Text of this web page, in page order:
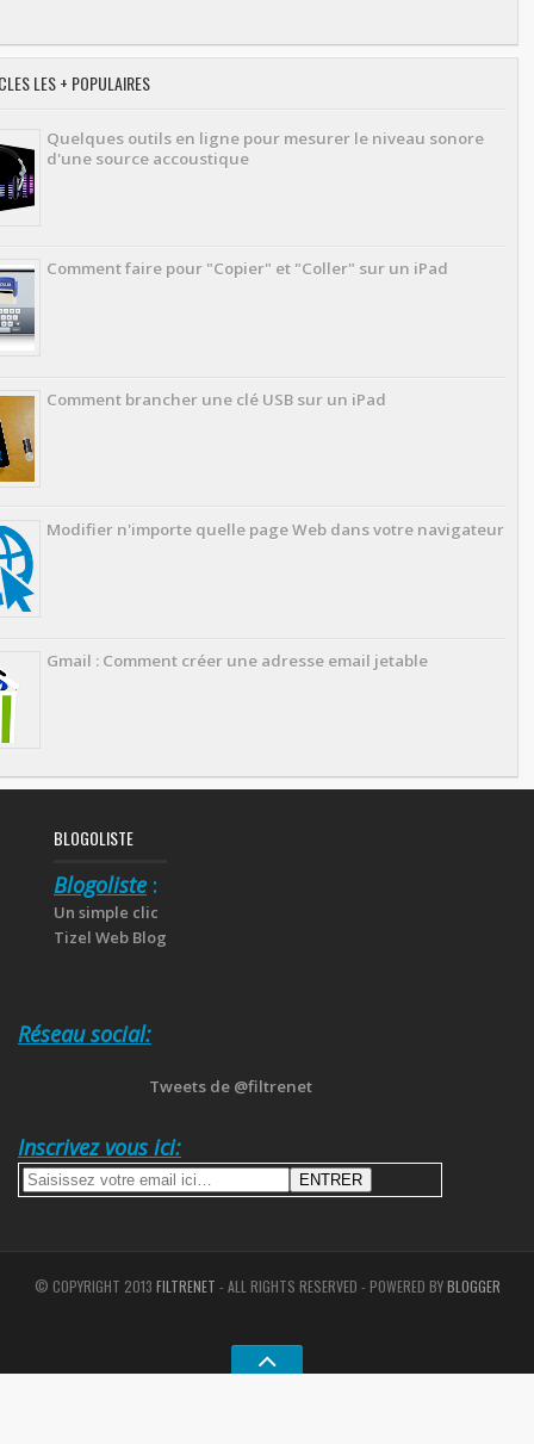
LES + POPULAIRES
Quelques outils en ligne pour mesurer le niveau sonore
d'une source accoustique
Comment faire pour "Copier" et "Coller" sur un iPad
Comment brancher une clé USB sur un iPad
Modifier n'importe quelle page Web dans votre navigateur
Gmail : Comment créer une adresse email jetable
BLOGOLISTE
Blogoliste :
Un simple clic
Tizel Web Blog
Réseau social:
Tweets de @filtrenet
Inscrivez vous ici:
© COPYRIGHT 2013 FILTRENET - ALL RIGHTS RESERVED - POWERED BYBLOGGER